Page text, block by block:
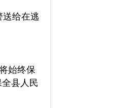
送给在逃
始终保
县人民